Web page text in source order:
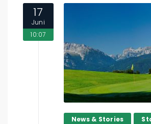
17
Juni
10:07
News & Stories